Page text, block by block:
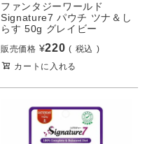
ファンタジーワールド
Signature7 パウチ ツナ＆し
らす 50g グレイビー
販売価格 ¥220
税込
カートに入れる